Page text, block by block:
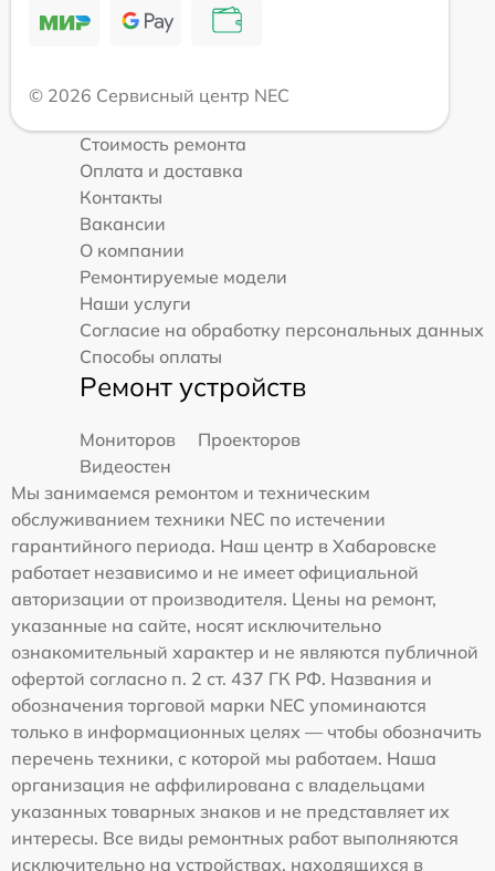
© 2026 Сервисный центр NEC
Стоимость ремонта
Оплата и доставка
Контакты
Вакансии
О компании
Ремонтируемые модели
Наши услуги
Согласие на обработку персональных данных
Способы оплаты
Ремонт устройств
Мониторов
Проекторов
Видеостен
Мы занимаемся ремонтом и техническим
обслуживанием техники NEC по истечении
гарантийного периода. Наш центр в Хабаровске
работает независимо и не имеет официальной
авторизации от производителя. Цены на ремонт,
указанные на сайте, носят исключительно
ознакомительный характер и не являются публичной
офертой согласно п. 2 ст. 437 ГК РФ. Названия и
обозначения торговой марки NEC упоминаются
только в информационных целях — чтобы обозначить
перечень техники, с которой мы работаем. Наша
организация не аффилирована с владельцами
указанных товарных знаков и не представляет их
интересы. Все виды ремонтных работ выполняются
исключительно на устройствах, находящихся в